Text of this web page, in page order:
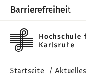
Barrierefreiheit
Startseite
Aktuelles